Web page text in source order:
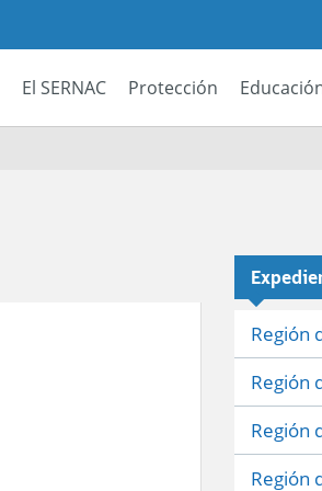
El SERNAC Protección
Región
Región
Región
Región